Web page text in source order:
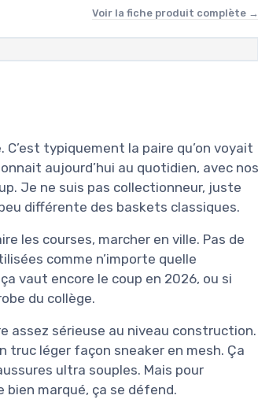
Voir la fiche produit complète →
typiquement la paire qu’on voyait
aujourd’hui au quotidien, avec nos
Je ne suis pas collectionneur, juste
différente des baskets classiques.
les courses, marcher en ville. Pas de
comme n’importe quelle
vaut encore le coup en 2026, ou si
du collège.
assez sérieuse au niveau construction.
truc léger façon sneaker en mesh. Ça
ultra souples. Mais pour
marqué, ça se défend.